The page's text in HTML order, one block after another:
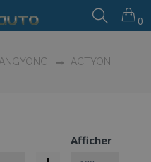
0
ACTYON
Afficher